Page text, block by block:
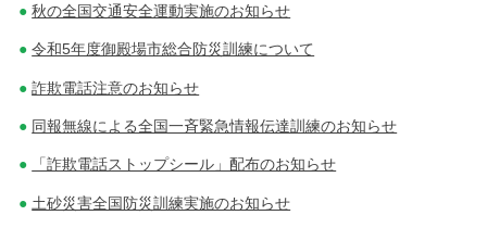
秋の全国交通安全運動実施のお知らせ
令和5年度御殿場市総合防災訓練について
詐欺電話注意のお知らせ
同報無線による全国一斉緊急情報伝達訓練のお知らせ
「詐欺電話ストップシール」配布のお知らせ
土砂災害全国防災訓練実施のお知らせ